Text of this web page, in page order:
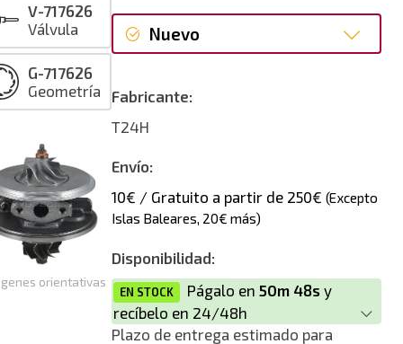
Nuevo
Fabricante:
T24H
Envío:
10€ / Gratuito a partir de 250€ (Excepto
Islas Baleares, 20€ más)
Disponibilidad:
EN STOCK Págalo en 50m 47s y
recíbelo en 24/48h
Plazo de entrega estimado para
orientativas
V-717626
Válvula
G-717626
Geometría